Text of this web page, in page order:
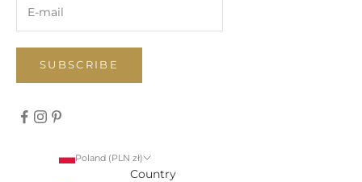
SUBSCRIBE
Poland (PLN zł)
Country